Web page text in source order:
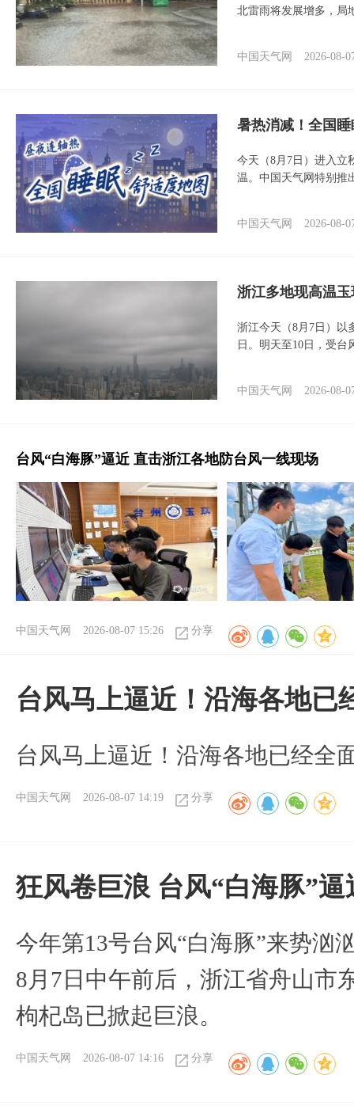
北雷雨将发展增多，局
中国天气网 2026-08-
暑热消减！全国
今天（8月7日）进入立
温。中国天气网特别推
中国天气网 2026-08-
浙江多地现高温
浙江今天（8月7日）以
日。明天至10日，受台
中国天气网 2026-08-
台风“白海豚”逼近 直击浙江各地防台风一线现场
中国天气网 2026-08-07 15:26 分享
台风马上逼近！沿海各地已
台风马上逼近！沿海各地已经全
中国天气网 2026-08-07 14:19 分享
狂风卷巨浪 台风“白海豚”
今年第13号台风“白海豚”来势汹
8月7日中午前后，浙江省舟山市
枸杞岛已掀起巨浪。
中国天气网 2026-08-07 14:16 分享